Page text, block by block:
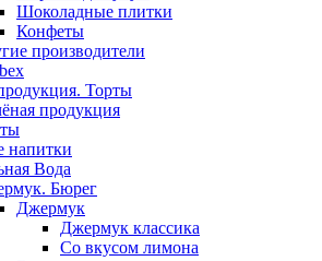
Шоколадные плитки
Конфеты
производители
Торты
продукция
напитки
Вода
Бюрег
Джермук
Джермук классика
Со вкусом лимона